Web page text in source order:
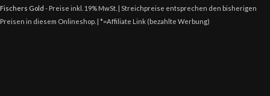
Fischers Gold - Preise inkl. 19% MwSt. | Streichpreise entsprechen den bisherigen
Preisen in diesem Onlineshop. | *=Affiliate Link (bezahlte Werbung)